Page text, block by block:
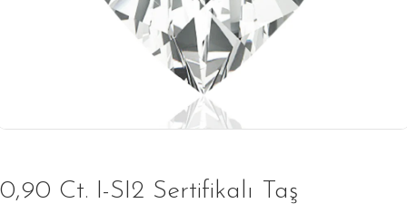
0,90 Ct. I-SI2 Sertifikalı Taş